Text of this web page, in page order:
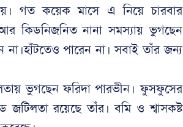
গত কয়েক মাসে এ নিয়ে চারবার
কিডনিজনিত নানা সমস্যায় ভুগছেন
না।হাঁটতেও পারেন না। সবাই তাঁর জন্য
ভুগছেন ফরিদা পারভীন। ফুসফুসের
জটিলতা রয়েছে তাঁর। বমি ও শ্বাসকষ্ট